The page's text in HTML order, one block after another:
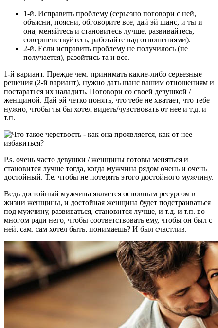
1-й. Исправить проблему (серьезно поговори с ней,
объясни, поясни, обговорите все, дай эй шанс, и ты и
она, меняйтесь и становитесь лучше, развивайтесь,
совершенствуйтесь, работайте над отношениями).
2-й. Если исправить проблему не получилось (не
получается), разойтись та и все.
1-й вариант. Прежде чем, принимать какие-либо серьезные
решения (2-й вариант), нужно дать шанс вашим отношениям и
постараться их наладить. Поговори со своей девушкой /
женщиной. Дай эй четко понять, что тебе не хватает, что тебе
нужно, чтобы ты бы хотел видеть/чувствовать от нее и т.д. и
т.п.
P.s. очень часто девушки / женщины готовы меняться и
становится лучше тогда, когда мужчина рядом очень и очень
достойный. Т.е. чтобы не потерять этого достойного мужчину.
Ведь достойный мужчина является основным ресурсом в
жизни женщины, и достойная женщина будет подстраиваться
под мужчину, развиваться, становится лучше, и т.д. и т.п. во
многом ради него, чтобы соответствовать ему, чтобы он был с
ней, сам, сам хотел быть, понимаешь? И был счастлив.